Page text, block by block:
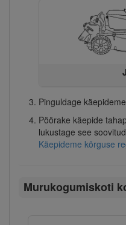
Pinguldage
Pöörake käepide
lukustage see
Käepideme kõrguse
Murukogumiskoti